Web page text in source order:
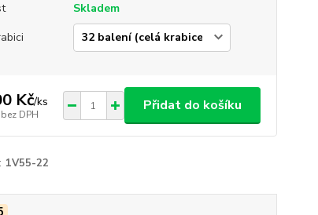
Skladem
Kč/ks
bez DPH
Přidat do košíku
1V55-22